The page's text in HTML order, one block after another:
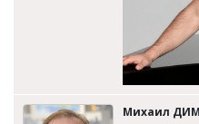
Михаил